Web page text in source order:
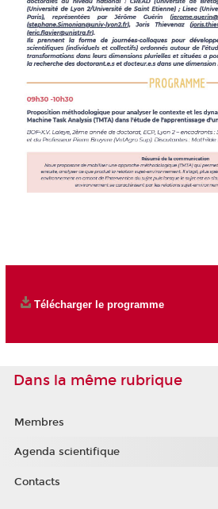
Télécharger le programme
Dans la même rubrique
Membres
Agenda scientifique
Contacts